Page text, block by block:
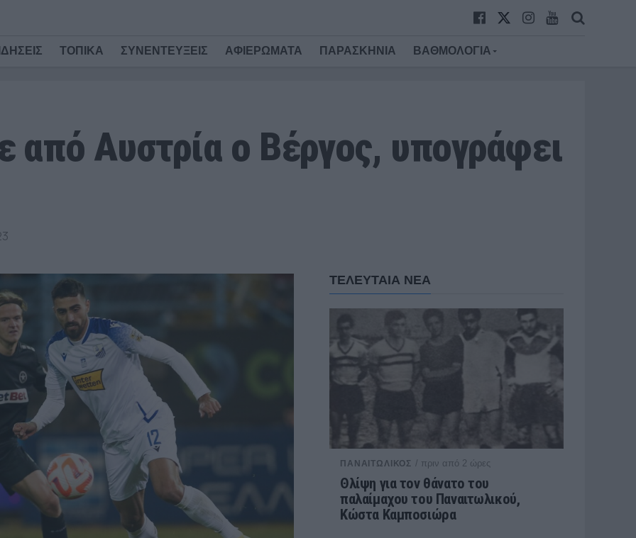
ΤΟΠΙΚΑ ΣΥΝΕΝΤΕΥΞΕΙΣ ΑΦΙΕΡΩΜΑΤΑ ΠΑΡΑΣΚΗΝΙΑ ΒΑΘΜΟΛΟΓΙΑ
Αυστρία ο Βέργος, υπογράφει
ΤΕΛΕΥΤΑΙΑ ΝΕΑ
ΠΑΝΑΙΤΩΛΙΚΟΣ / πριν από 2 ώρες
Θλίψη για τον θάνατο του
παλαίμαχου του Παναιτωλικού,
Κώστα Καμποσιώρα